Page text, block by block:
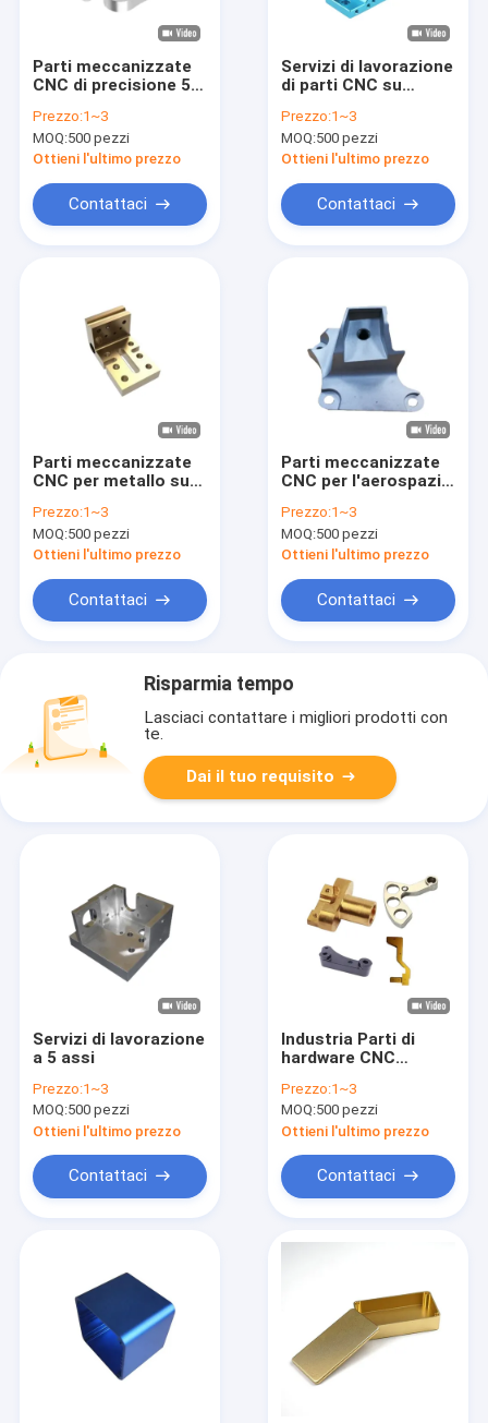
Parti meccanizzate
CNC di precisione 5
meccanizzate CNC
CE
Prezzo:1~3
MOQ:500 pezzi
Ottieni l'ultimo prezzo
Contattaci
Servizi di lavorazione
di parti CNC su
industrie
Prezzo:1~3
MOQ:500 pezzi
Ottieni l'ultimo prezzo
Contattaci
Parti meccanizzate
CNC per metallo su
lavorazione CNC di
precisione
Prezzo:1~3
MOQ:500 pezzi
Ottieni l'ultimo prezzo
Contattaci
Parti meccanizzate
CNC per l'aerospazio
Hardware Processing
CNC
Prezzo:1~3
MOQ:500 pezzi
Ottieni l'ultimo prezzo
Contattaci
Risparmia tempo
Lasciaci contattare i migliori prodotti con
te.
Dai il tuo requisito
Servizi di lavorazione
a 5 assi
Prezzo:1~3
MOQ:500 pezzi
Ottieni l'ultimo prezzo
Contattaci
Industria Parti di
hardware CNC
fresatura
Prezzo:1~3
MOQ:500 pezzi
Ottieni l'ultimo prezzo
Contattaci